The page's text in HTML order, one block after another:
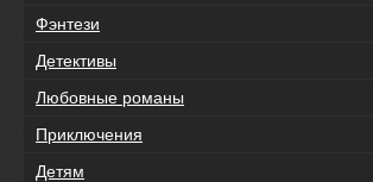
Фэнтези
Детективы
Любовные романы
Приключения
Детям